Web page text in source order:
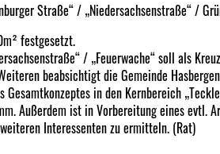
Straße“ / „Niedersachsenstraße“ /
festgesetzt.
/ „Feuerwache“ soll als
beabsichtigt die Gemeinde
in den Kernbereich
Außerdem ist in Vorbereitung eines evtl.
Interessenten zu ermitteln. (Rat)